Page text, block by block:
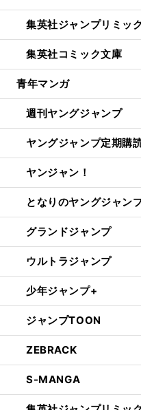
集英社ジャンプリミッ
集英社コミック文庫
青年マンガ
週刊ヤングジャンプ
ヤングジャンプ定期購
ヤンジャン！
となりのヤングジャン
グランドジャンプ
ウルトラジャンプ
少年ジャンプ+
ジャンプTOON
ZEBRACK
S-MANGA